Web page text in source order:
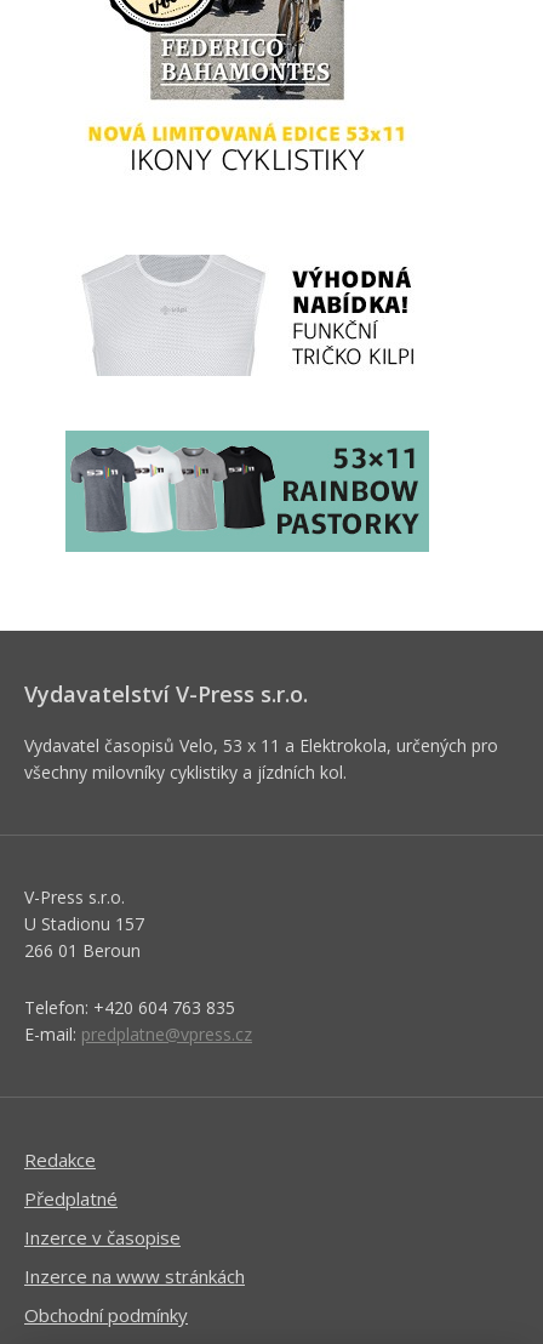
Vydavatelství V-Press s.r.o.
Vydavatel časopisů Velo, 53 x 11 a Elektrokola, určených pro
všechny milovníky cyklistiky a jízdních kol.
V-Press s.r.o.
U Stadionu 157
266 01 Beroun
Telefon: +420 604 763 835
E-mail: predplatne@vpress.cz
Redakce
Předplatné
Inzerce v časopise
Inzerce na www stránkách
Obchodní podmínky